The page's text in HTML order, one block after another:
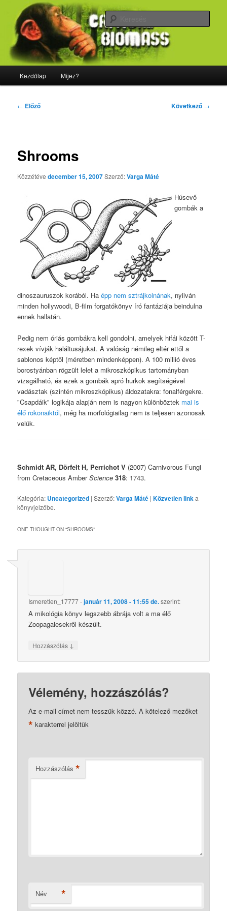
elsődleges
tartalomraCriticalBiomass
Majdnem minden, ami biológia
Kezdőlap Mijez?
Bejegyzés
← Előző Következő →
Shrooms
Közzétévedecember 15, 2007Szerző:Varga Máté
Húsevő
gombák a
dinoszauruszok korából. Haépp nem sztrájkolnának, nyilván
minden hollywoodi, B-film forgatókönyv író fantáziája beindulna
ennek hallatán.
Pedig nem óriás gombákra kell gondolni, amelyek hifái között T-
rexek vívják haláltusájukat. A valóság némileg eltér ettől a
sablonos képtől (méretben mindenképpen). A 100 millió éves
borostyánban rögzült lelet a mikroszkópikus tartományban
vizsgálható, és ezek a gombák apró hurkok segítségével
vadásztak (szintén mikroszkópikus) áldozatakra: fonalférgekre.
"Csapdáik" logikája alapján nem is nagyon különböztek mai is
élő rokonaiktól, még ha morfológiailag nem is teljesen azonosak
velük.
Schmidt AR, Dörfelt H, Perrichot V (2007) Carnivorous Fungi
from Cretaceous AmberScience 318: 1743.
Kategória: Uncategorized | Szerző:Varga Máté |Közvetlen linka
könyvjelzőbe.
ONE THOUGHT ON “SHROOMS”
Ismeretlen_17777-január 11, 2008 - 11:55 de.szerint:
A mikológia könyv legszebb ábrája volt a ma élő
Zoopagalesekről készült.
Hozzászólás ↓
Vélemény, hozzászólás?
Az e-mail címet nem tesszük közzé. A kötelező mezőket
* karakterrel jelöltük
Hozzászólás *
Név *